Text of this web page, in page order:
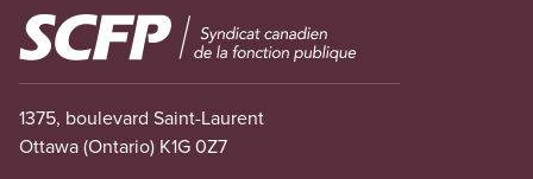
Image
1375, boulevard Saint-Laurent
Ottawa (Ontario) K1G 0Z7